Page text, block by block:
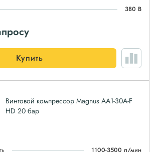
380 В
Купить
Винтовой компрессор Magnus АА1-30A-F
HD 20 бар
1100-3500 л/мин